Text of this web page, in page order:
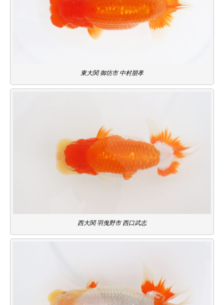
東大関 御坊市 中村朋孝
西大関 羽曳野市 西口武志